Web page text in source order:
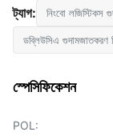
ট্যাগ: নিংবো লজিস্টিকস
ডব্লিউসিএ গুদামজাতকরণ
স্পেসিফিকেশন
POL: